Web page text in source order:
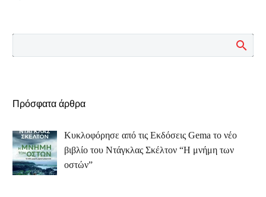
Πρόσφατα άρθρα
Κυκλοφόρησε από τις Εκδόσεις Gema το νέο
βιβλίο του Ντάγκλας Σκέλτον “Η μνήμη των
οστών”